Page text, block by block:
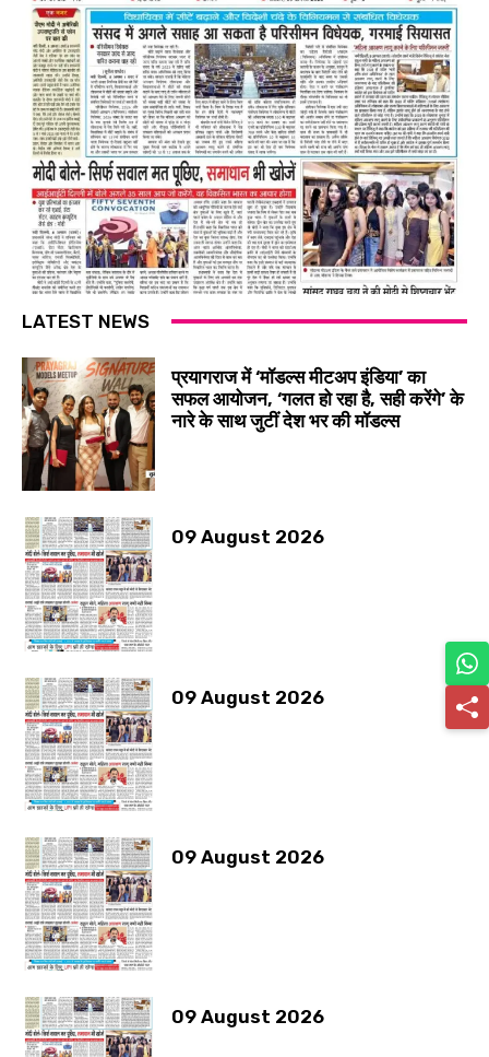
LATEST NEWS
प्रयागराज में ‘मॉडल्स मीटअप इंडिया’ का
सफल आयोजन, ‘गलत हो रहा है, सही करेंगे’ के
नारे के साथ जुटीं देश भर की मॉडल्स
09 August 2026
09 August 2026
09 August 2026
09 August 2026